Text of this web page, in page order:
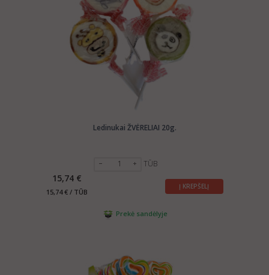
Ledinukai ŽVĖRELIAI 20g.
TŪB
15,74 €
15,74 € / TŪB
Į KREPŠELĮ
Prekė sandėlyje